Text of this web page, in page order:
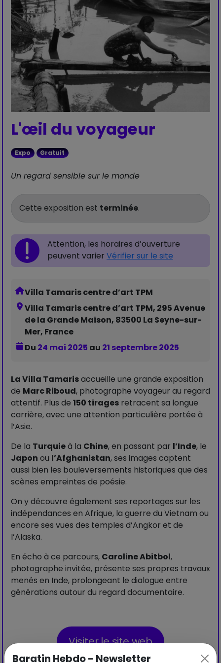
L'œil du voyageur
Expo Gratuit
Un regard sensible sur le monde
Cette exposition est terminée.
Attention, les horaires d’ouverture
peuvent varier Vérifier sur le site
Villa Tamaris centre d’art TPM
Villa Tamaris centre d’art TPM, 295 Avenue
de la Grande Maison, 83500 La Seyne-sur-
Mer, France
Du 24 mai 2025 au 21 septembre 2025
La Villa Tamarisaccueille une grande exposition
de Marc Riboud, photographe voyageur au regard
attentif. Plus de 150 tirages retracent sa longue
carrière, avec une attention particulière portée à
l’Asie.
De la Turquieà la Chine, en passant par l’Inde, le
Japon ou l’Afghanistan, ses images captent
aussi bien les bouleversements historiques que des
scènes empreintes de poésie.
On y découvre également ses reportages sur les
indépendances en Afrique, la guerre du Vietnam ou
encore ses vues des temples d’Angkor et de
l’Alaska.
En écho à ce parcours, Caroline Abitbol,
photographe invitée, présente ses propres travaux
menés en Inde, prolongeant le dialogue entre
générations autour du regard documentaire.
Visiter le site web
Baratin Hebdo - Newsletter